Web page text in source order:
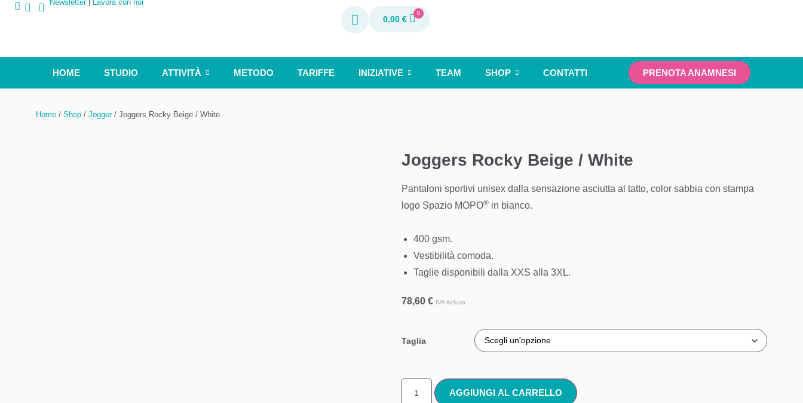
Newsletter Lavora con noi
0,00€
0
HOME STUDIO ATTIVITÀ METODO TARIFFE INIZIATIVE TEAM SHOP CONTATTI PRENOTA ANAMNESI
Home / Shop / Jogger/ Joggers Rocky Beige / White
Joggers Rocky Beige / White
Pantaloni sportivi unisex dalla sensazione asciutta al tatto, color sabbia con stampa
logo Spazio MOPO® in bianco.
400 gsm.
Vestibilità comoda.
Taglie disponibili dalla XXS alla 3XL.
78,60 € IVA inclusa
Taglia
AGGIUNGI AL CARRELLO